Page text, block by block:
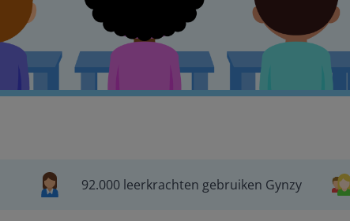
92.000 leerkrachten gebruiken Gynzy